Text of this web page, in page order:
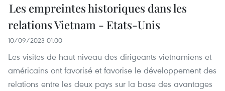
Les empreintes historiques dans les
relations Vietnam - Etats-Unis
10/09/2023 01:00
Les visites de haut niveau des dirigeants vietnamiens et
américains ont favorisé et favorise le développement des
relations entre les deux pays sur la base des avantages